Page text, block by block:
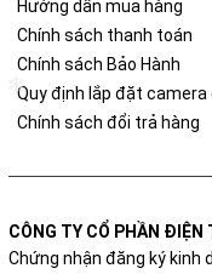
Hướng dẫn mua hàng
Chính sách thanh toán
Chính sách Bảo Hành
Quy định lắp đặt camera
Chính sách đổi trả hàng
CÔNG TY CỔ PHẦN ĐIỆN
Chứng nhận đăng ký kinh
❄